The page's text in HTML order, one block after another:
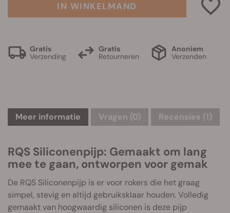
IN WINKELMAND
Gratis
Verzending
Gratis
Retourneren
Anoniem
Verzenden
Meer informatie Vragen (0) Recensies (1)
RQS Siliconenpijp: Gemaakt om lang
mee te gaan, ontworpen voor gemak
De RQS Siliconenpijp is er voor rokers die het graag
simpel, stevig en altijd gebruiksklaar houden. Volledig
gemaakt van hoogwaardig siliconen is deze pijp